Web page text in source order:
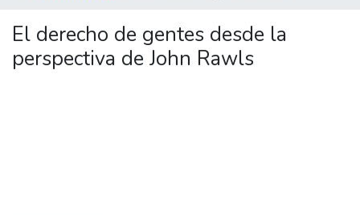
Statistics
El derecho de gentes desde la
perspectiva de John Rawls